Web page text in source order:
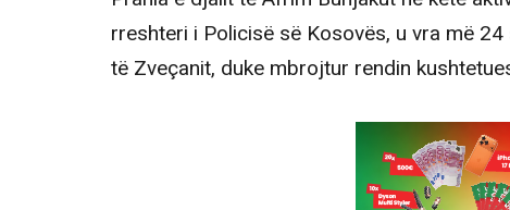
rreshteri i Policisë së Kosovës, u vra më
të Zveçanit, duke mbrojtur rendin